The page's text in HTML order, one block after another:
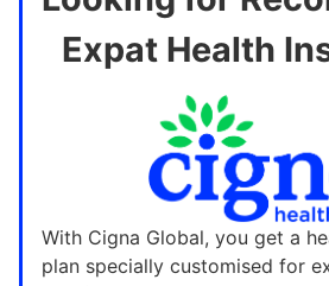
Expat Health
With Cigna Global, you get a
plan specially customised for